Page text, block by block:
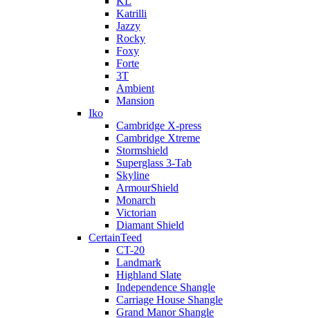
Katrilli
Jazzy
Rocky
Foxy
Forte
3T
Ambient
Mansion
Iko
Cambridge X-press
Cambridge Xtreme
Stormshield
Superglass 3-Tab
Skyline
ArmourShield
Monarch
Victorian
Diamant Shield
CertainTeed
CT-20
Landmark
Highland Slate
Independence Shangle
Carriage House Shangle
Grand Manor Shangle